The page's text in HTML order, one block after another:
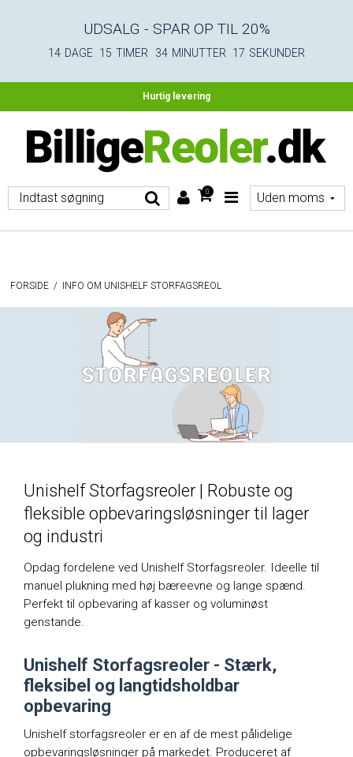
UDSALG - SPAR OP TIL 20%
14 DAGE 15 TIMER 34 MINUTTER 16 SEKUNDER
Hurtig levering
0
FORSIDE / INFO OM UNISHELF STORFAGSREOL
Unishelf Storfagsreoler | Robuste og
fleksible opbevaringsløsninger til lager
og industri
Opdag fordelene ved Unishelf Storfagsreoler. Ideelle til
manuel plukning med høj bæreevne og lange spænd.
Perfekt til opbevaring af kasser og voluminøst
genstande.
Unishelf Storfagsreoler - Stærk,
fleksibel og langtidsholdbar
opbevaring
Unishelf storfagsreoler er en af de mest pålidelige
opbevaringsløsninger på markedet. Produceret af